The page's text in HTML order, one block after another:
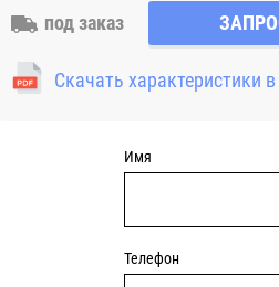
обозначением 2RS 2RS1 2RSH
контактные уплотнения из
(NBR) и пригодны для средних
поставляются подшипники с
под заказ
Скачать характеристики в
Имя
Телефон